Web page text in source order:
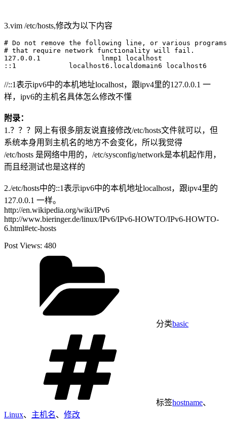
3.vim /etc/hosts,修改为以下内容
# Do not remove the following line, or various programs
# that require network functionality will fail.
127.0.0.1               lnmp1 localhost
//::1表示ipv6中的本机地址localhost，跟ipv4里的127.0.0.1 一
样，ipv6的主机名具体怎么修改不懂
附录：
1.？？？网上有很多朋友说直接修改/etc/hosts文件就可以，但
系统本身用到主机名的地方不会变化，所以我觉得
/etc/hosts 是网络中用的，/etc/sysconfig/network是本机起作用，
而且经测试也是这样的
2./etc/hosts中的::1表示ipv6中的本机地址localhost，跟ipv4里的
127.0.0.1 一样。
http://en.wikipedia.org/wiki/IPv6
http://www.bieringer.de/linux/IPv6/IPv6-HOWTO/IPv6-HOWTO-
6.html#etc-hosts
Post Views: 480
分类basic
标签hostname、
Linux、 主机名、 修改